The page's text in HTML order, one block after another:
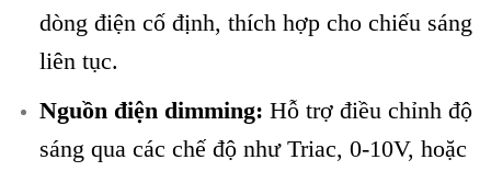
dòng điện cố định, thích hợp cho chiếu sáng
liên tục.
Nguồn điện dimming: Hỗ trợ điều chỉnh độ
sáng qua các chế độ như Triac, 0-10V, hoặc